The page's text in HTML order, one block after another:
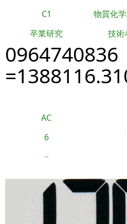
C1 物質化
卒業研究
技術
0964740836
AC
6
−